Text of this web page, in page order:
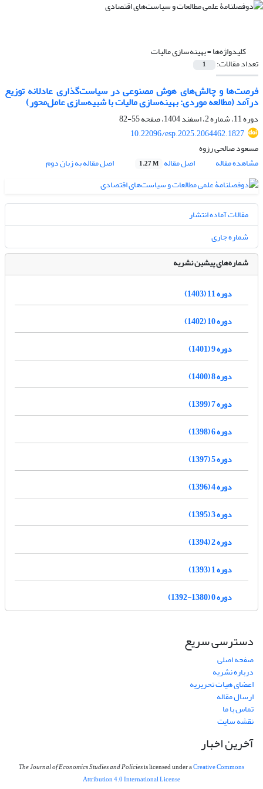
کلیدواژه‌ها =بهینه‌سازی مالیات
تعداد مقالات: 1
فرصت‌ها و چالش‌های هوش مصنوعی در سیاست‌گذاری عادلانه توزیع
درآمد (مطالعه موردی: بهینه‌سازی مالیات با شبیه‌سازی عامل‌محور)
دوره 11، شماره 2، اسفند 1404، صفحه
55-82
10.22096/esp.2025.2064462.1827
مسعود صالحی رزوه
مشاهده مقاله
اصل مقاله 1.27 M اصل مقاله به زبان دوم
مقالات آماده انتشار
شماره جاری
شماره‌های پیشین نشریه
دوره 11 (1403)
دوره 10 (1402)
دوره 9 (1401)
دوره 8 (1400)
دوره 7 (1399)
دوره 6 (1398)
دوره 5 (1397)
دوره 4 (1396)
دوره 3 (1395)
دوره 2 (1394)
دوره 1 (1393)
دوره 0 (1380-1392)
دسترسی سریع
صفحه اصلی
درباره نشریه
اعضای هیات تحریریه
ارسال مقاله
تماس با ما
نقشه سایت
آخرین اخبار
The Journal of Economics Studies and Policiesis licensed under aCreative Commons
Attribution 4.0 International License